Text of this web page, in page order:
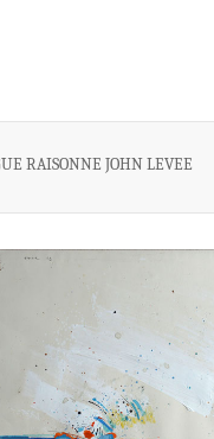
RAISONNE JOHN LEVEE